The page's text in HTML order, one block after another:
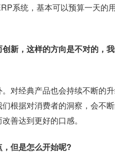
系统，基本可以预算一天的
新，这样的方向是不对的，
对经典产品也会持续不断的
根据对消费者的洞察，会不
善达到更好的口感。
但是怎么开始呢?